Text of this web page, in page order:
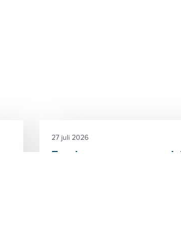
Zonder vraag geen
27 juli 2026